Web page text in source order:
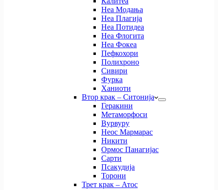
Неа Модања
Неа Плагија
Неа Потидеа
Неа Флогита
Неа Фокеа
Пефкохори
Полихроно
Сивири
Фурка
Ханиоти
Втор крак – Ситонија
Геракини
Метаморфоси
Вурвуру
Неос Мармарас
Никити
Ормос Панагијас
Сарти
Псакудија
Торони
Трет крак – Атос